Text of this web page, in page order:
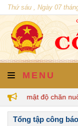
Thứ sáu , Ngày 07
2026
MENU
định mật độ chăn
Tổng tập công báo